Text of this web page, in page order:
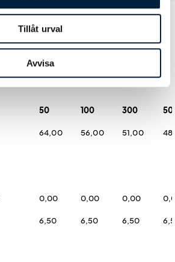
Tillåt urval
Avvisa
Prislista
50 100 300
64,00 56,00 51,00
0,00 0,00 0,00
6,50 6,50 6,50